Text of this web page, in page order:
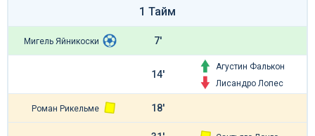
1 Тайм
Мигель Яйникоски 7'
14'
Агустин Фалькон
Лисандро Лопес
Роман Рикельме 18'